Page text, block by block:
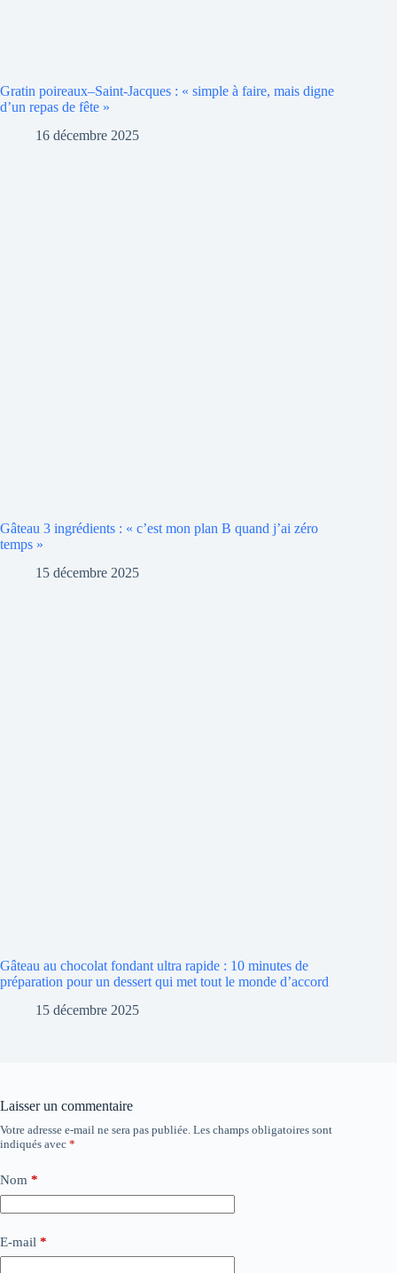
Gratin poireaux–Saint-Jacques : « simple à faire, mais digne
d’un repas de fête »
16 décembre 2025
Gâteau 3 ingrédients : « c’est mon plan B quand j’ai zéro
temps »
15 décembre 2025
Gâteau au chocolat fondant ultra rapide : 10 minutes de
préparation pour un dessert qui met tout le monde d’accord
15 décembre 2025
Laisser un commentaire
Votre adresse e-mail ne sera pas publiée. Les champs obligatoires sont
indiqués avec *
Nom *
E-mail *